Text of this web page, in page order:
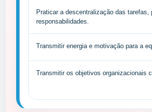
Praticar a descentralização das
responsabilidades.
Transmitir energia e motivação para a
Transmitir os objetivos organizacionais